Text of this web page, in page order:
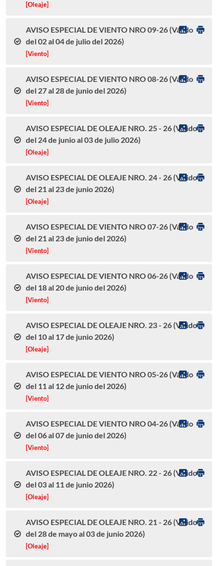
[Oleaje]
AVISO ESPECIAL DE VIENTO NRO 09-26 (Válido
del 02 al 04 de julio del 2026)
[Viento]
AVISO ESPECIAL DE VIENTO NRO 08-26 (Válido
del 27 al 28 de junio del 2026)
[Viento]
AVISO ESPECIAL DE OLEAJE NRO. 25 - 26 (Válido
del 24 de junio al 03 de julio 2026)
[Oleaje]
AVISO ESPECIAL DE OLEAJE NRO. 24 - 26 (Válido
del 21 al 23 de junio 2026)
[Oleaje]
AVISO ESPECIAL DE VIENTO NRO 07-26 (Válido
del 21 al 23 de junio del 2026)
[Viento]
AVISO ESPECIAL DE VIENTO NRO 06-26 (Válido
del 18 al 20 de junio del 2026)
[Viento]
AVISO ESPECIAL DE OLEAJE NRO. 23 - 26 (Válido
del 10 al 17 de junio 2026)
[Oleaje]
AVISO ESPECIAL DE VIENTO NRO 05-26 (Válido
del 11 al 12 de junio del 2026)
[Viento]
AVISO ESPECIAL DE VIENTO NRO 04-26 (Válido
del 06 al 07 de junio del 2026)
[Viento]
AVISO ESPECIAL DE OLEAJE NRO. 22 - 26 (Válido
del 03 al 11 de junio 2026)
[Oleaje]
AVISO ESPECIAL DE OLEAJE NRO. 21 - 26 (Válido
del 28 de mayo al 03 de junio 2026)
[Oleaje]